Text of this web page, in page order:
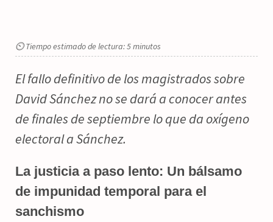
⏲ Tiempo estimado de lectura: 5 minutos
El fallo definitivo de los magistrados sobre
David Sánchez no se dará a conocer antes
de finales de septiembre lo que da oxígeno
electoral a Sánchez.
La justicia a paso lento: Un bálsamo
de impunidad temporal para el
sanchismo